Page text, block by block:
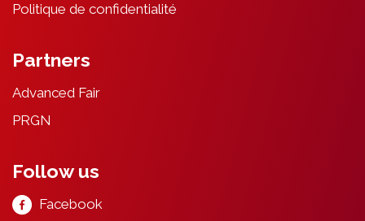
Politique de confidentialité
Partners
Advanced Fair
PRGN
Follow us
Facebook